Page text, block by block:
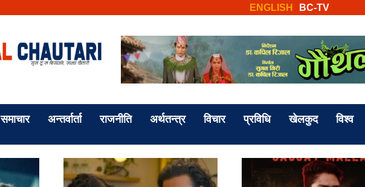
BC-TV
ENGLISH
समाचार अन्तर्वार्ता राजनीति अर्थतन्त्र विचार प्रविधि खेलकुद विश्व